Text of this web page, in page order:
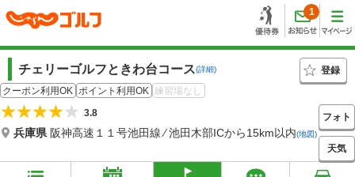
1
チェリーゴルフときわ台コース(詳細)
登録
クーポン利用OK ポイント利用OK 練習場なし
3.8
兵庫県 阪神高速１１号池田線 ⁄ 池田木部ICから15km以内(地図)
フォト
天気